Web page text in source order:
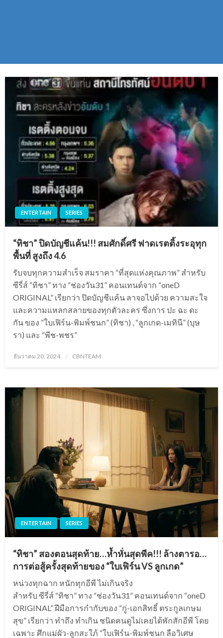
ENTERTAIN SERIES
“ทิชา” ปิดบัญชีแค้น!!! สมศักดิ์ศรี ฟาดเรตติ้งระอุทุก
พื้นที่ สูงถึง 4.6
รับจบทุกความสำเร็จ สมราคา “ที่สุดแห่งคุณภาพ” สำหรับ
ซีรี่ส์ “ทิชา” ทาง “ช่องวัน31” คอนเทนต์จาก “oneD
ORIGINAL” เรียกว่า ปิดบัญชีแค้น ลาจอไปด้วย ความสะใจ
และความแหลกสลายของทุกตัวละคร ซึ่งการ ปะ ฉะ ดะ
กัน ของ “ใบเฟิร์น-พิมพ์ชนก” (ทิชา) , “ลูกเกด-เมทินี” (บุษ
รา) และ “พีช-พชร”
Posted
ธันวาคม 20, 2024 CBNTEAM
ENTERTAIN SERIES
“ทิชา” สองตอนสุดท้าย…ห้ำหั่นสุดพีค!!! ล้างตารอ…
การต่อสู้ครั้งสุดท้ายของ “ใบเฟิร์น VS ลูกเกด”
หน่วงทุกฉาก หนักทุกอีพี ไม่เกินจริง
สำหรับ ซีรี่ส์ “ทิชา” ทาง “ช่องวัน31” คอนเทนต์จาก “oneD
ORIGINAL” ฝีมือการกำกับของ “กู่-เอกสิทธิ์ ตระกูลเกษม
สุข” เรียกว่า ทำถึง ทำเกิน ชนิดคนดูไม่เคยได้พักสักอีพี โดย
เฉพาะ ศึกแม่ผัว-ลูกสะใภ้ “ใบเฟิร์น-พิมพ์ชนก ลือวิเศษ